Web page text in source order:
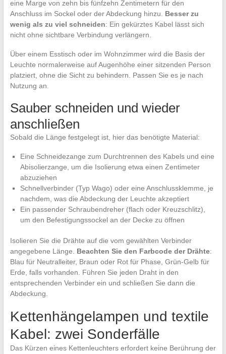
eine Marge von zehn bis fünfzehn Zentimetern für den
Anschluss im Sockel oder der Abdeckung hinzu. Besser zu
wenig als zu viel schneiden: Ein gekürztes Kabel lässt sich
nicht ohne sichtbare Verbindung verlängern.
Über einem Esstisch oder im Wohnzimmer wird die Basis der
Leuchte normalerweise auf Augenhöhe einer sitzenden Person
platziert, ohne die Sicht zu behindern. Passen Sie es je nach
Nutzung an.
Sauber schneiden und wieder
anschließen
Sobald die Länge festgelegt ist, hier das benötigte Material:
Eine Schneidezange zum Durchtrennen des Kabels und eine
Abisolierzange, um die Isolierung etwa einen Zentimeter
abzuziehen
Schnellverbinder (Typ Wago) oder eine Anschlussklemme, je
nachdem, was die Abdeckung der Leuchte akzeptiert
Ein passender Schraubendreher (flach oder Kreuzschlitz),
um den Befestigungssockel an der Decke zu öffnen
Isolieren Sie die Drähte auf die vom gewählten Verbinder
angegebene Länge. Beachten Sie den Farbcode der Drähte:
Blau für Neutralleiter, Braun oder Rot für Phase, Grün-Gelb für
Erde, falls vorhanden. Führen Sie jeden Draht in den
entsprechenden Verbinder ein und schließen Sie dann die
Abdeckung.
Kettenhängelampen und textile
Kabel: zwei Sonderfälle
Das Kürzen eines Kettenleuchters erfordert keine Berührung der